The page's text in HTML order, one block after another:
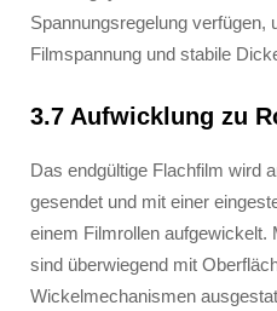
Spannungsregelung verfügen,
Filmspannung und stabile
3.7 Aufwicklung zu
Das endgültige Flachfilm wird
gesendet und mit einer
einem Filmrollen aufgewickelt.
sind überwiegend mit
Wickelmechanismen